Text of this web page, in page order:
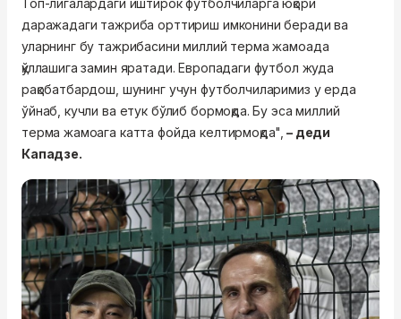
даражадаги тажриба орттириш имконини беради ва
уларнинг бу тажрибасини миллий терма жамоада
қўллашига замин яратади. Европадаги футбол жуда
рақобатбардош, шунинг учун футболчиларимиз у ерда
ўйнаб, кучли ва етук бўлиб бормоқда. Бу эса миллий
терма жамоага катта фойда келтирмоқда", – деди
Кападзе.